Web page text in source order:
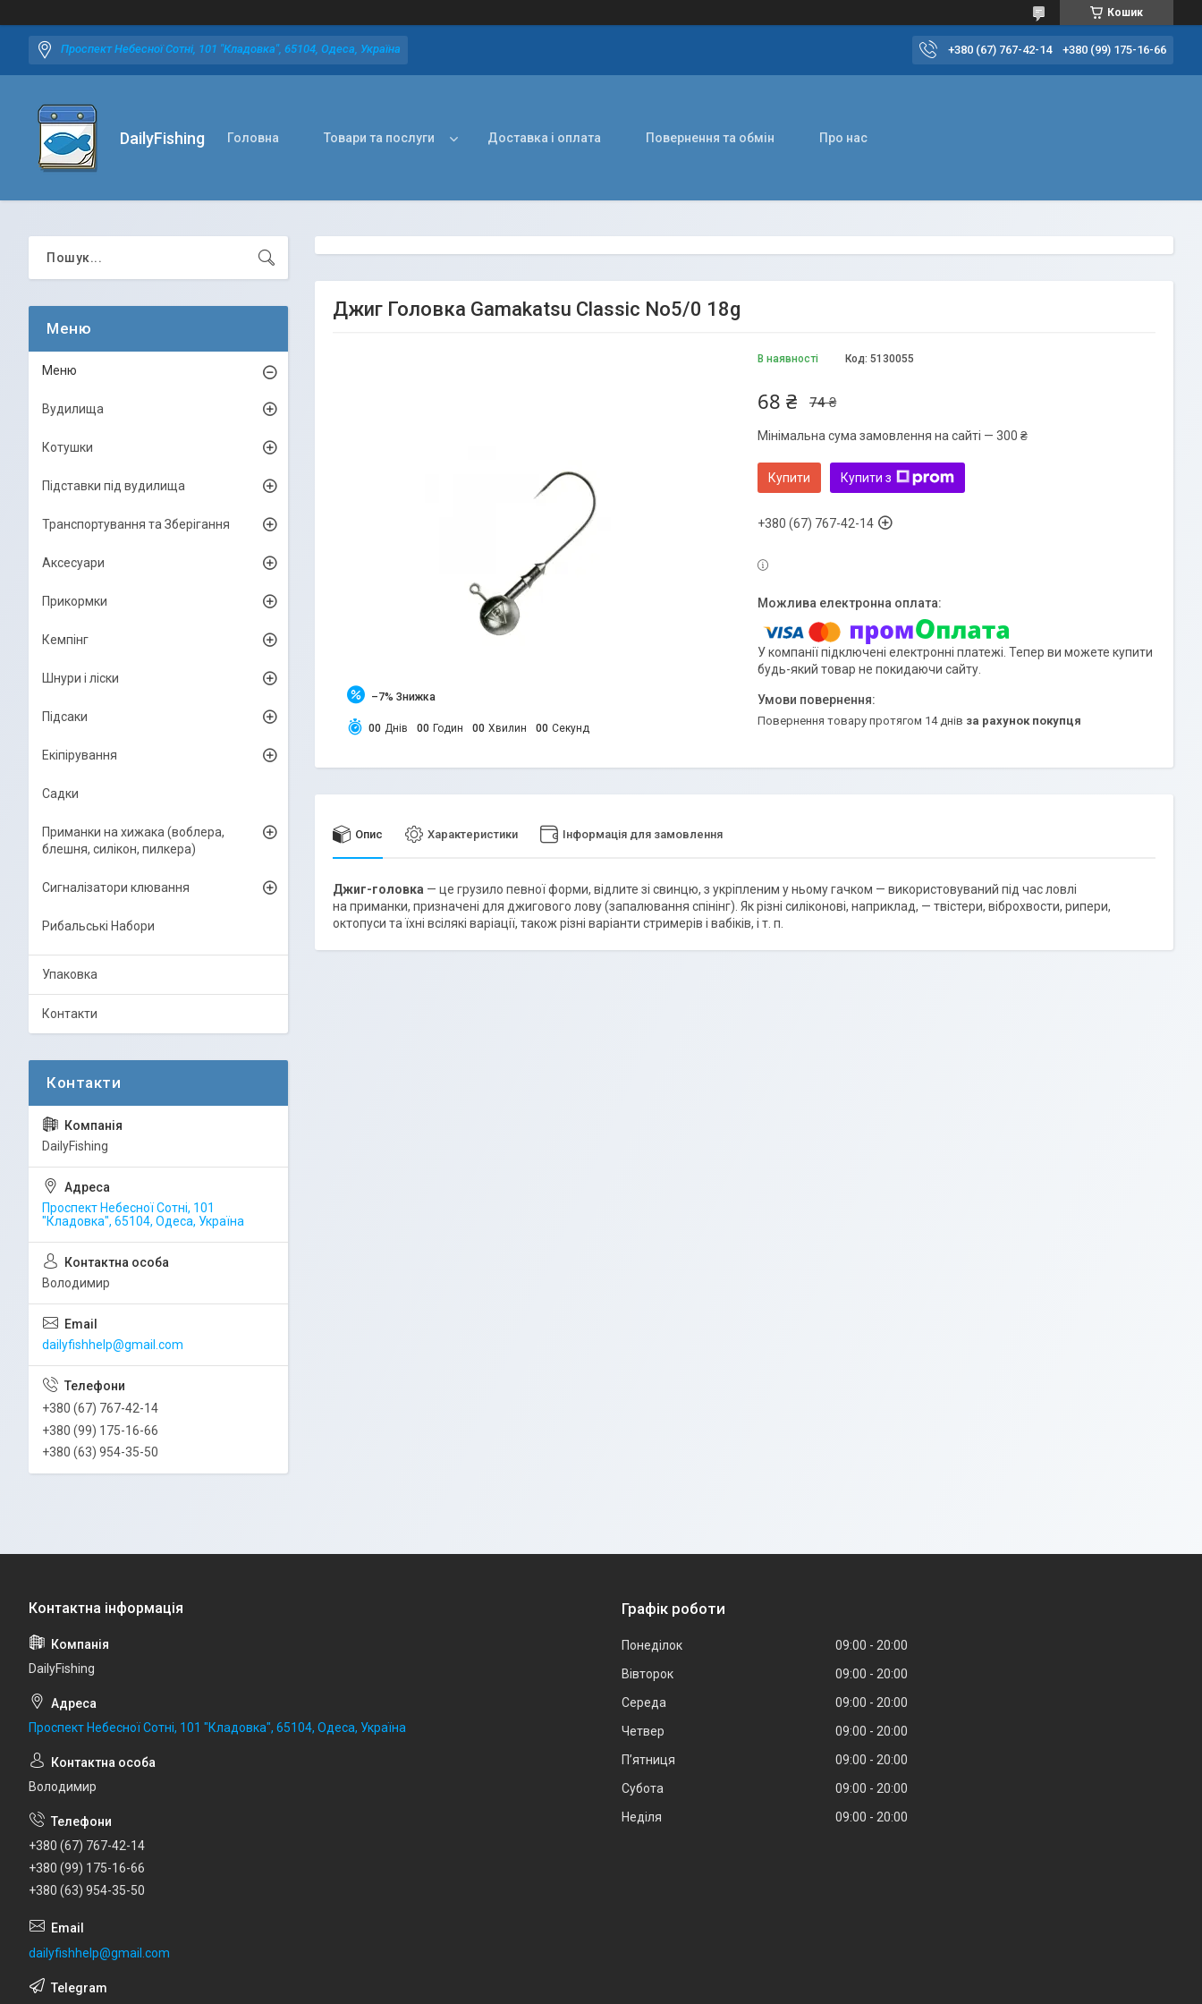
Кошик
Проспект Небесної Сотні, 101 "Кладовка", 65104, Одеса, Україна +380 (67) 767-42-14 +380 (99) 175-16-66
DailyFishing Головна Товари та послуги Доставка і оплата Повернення та обмін Про нас
Джиг Головка Gamakatsu Classic No5/0 18g
–7%
00 Днів 00 Годин 00 Хвилин 00 Секунд
В наявності Код: 5130055
74 ₴
68 ₴
Мінімальна сума замовлення на сайті — 300 ₴
Купити Купити з
+380 (67) 767-42-14
У компанії підключені електронні платежі. Тепер ви можете купити
будь-який товар не покидаючи сайту.
повернення товару протягом 14 днів за рахунок покупця
Опис Характеристики Інформація для замовлення
Джиг-головка — це грузило певної форми, відлите зі свинцю, з укріпленим у ньому гачком — використовуваний під час ловлі
на приманки, призначені для джигового лову (запалювання спінінг). Як різні силіконові, наприклад, — твістери, віброхвости, рипери,
октопуси та їхні всілякі варіації, також різні варіанти стримерів і вабіків, і т. п.
Меню
Вудилища
Котушки
Підставки під вудилища
Транспортування та Зберігання
Аксесуари
Прикормки
Кемпінг
Шнури і ліски
Підсаки
Екіпірування
Садки
Приманки на хижака (воблера,
блешня, силікон, пилкера)
Сигналізатори клювання
Рибальські Набори
Упаковка
Контакти
DailyFishing
Проспект Небесної Сотні, 101
"Кладовка", 65104, Одеса, Україна
Володимир
dailyfishhelp@gmail.com
+380 (67) 767-42-14
+380 (99) 175-16-66
+380 (63) 954-35-50
DailyFishing
Проспект Небесної Сотні, 101 "Кладовка", 65104, Одеса, Україна
Володимир
+380 (67) 767-42-14
+380 (99) 175-16-66
+380 (63) 954-35-50
dailyfishhelp@gmail.com
Графік роботи
Понеділок 09:00
20:00
Вівторок
09:00
20:00
Середа
09:00
20:00
Четвер
09:00
20:00
Пʼятниця
09:00
20:00
Субота
09:00
20:00
Неділя
09:00 20:00